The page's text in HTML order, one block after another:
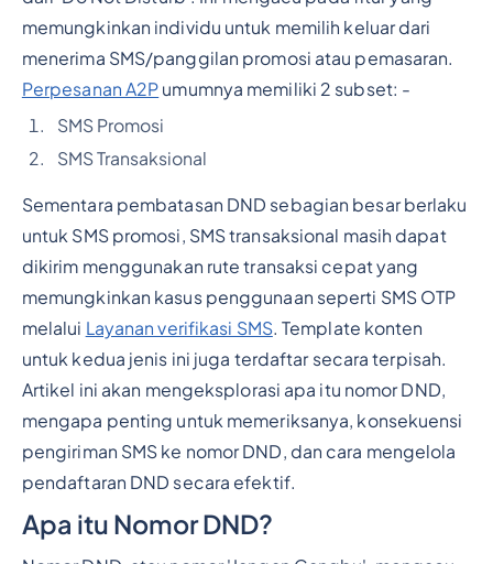
memungkinkan individu untuk memilih keluar dari
menerima SMS/panggilan promosi atau pemasaran.
Perpesanan A2P umumnya memiliki 2 subset: -
SMS Promosi
SMS Transaksional
Sementara pembatasan DND sebagian besar berlaku
untuk SMS promosi, SMS transaksional masih dapat
dikirim menggunakan rute transaksi cepat yang
memungkinkan kasus penggunaan seperti SMS OTP
melalui Layanan verifikasi SMS. Template konten
untuk kedua jenis ini juga terdaftar secara terpisah.
Artikel ini akan mengeksplorasi apa itu nomor DND,
mengapa penting untuk memeriksanya, konsekuensi
pengiriman SMS ke nomor DND, dan cara mengelola
pendaftaran DND secara efektif.
Apa itu Nomor DND?